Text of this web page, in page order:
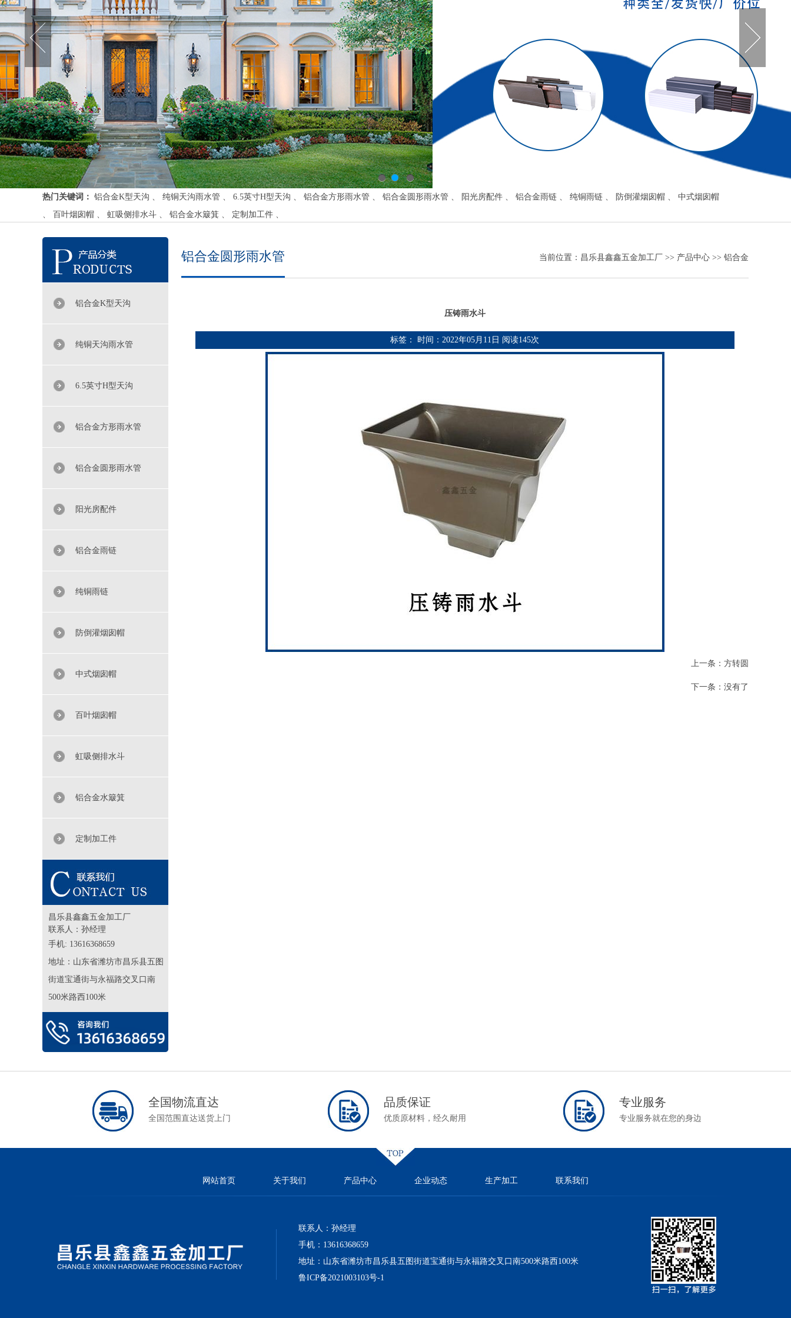
1 2
3
热门关键词： 铝合金K型天沟 、 纯铜天沟雨水管 、 6.5英寸H型天沟 、 铝合金方形雨水管 、 铝合金圆形雨水管 、 阳光房配件 、 铝合金雨链 、 纯铜雨链 、 防倒灌烟囱帽 、 中式烟囱帽
、 百叶烟囱帽 、 虹吸侧排水斗 、 铝合金水簸箕 、 定制加工件 、
铝合金K型天沟
纯铜天沟雨水管
6.5英寸H型天沟
铝合金方形雨水管
铝合金圆形雨水管
阳光房配件
铝合金雨链
纯铜雨链
防倒灌烟囱帽
中式烟囱帽
百叶烟囱帽
虹吸侧排水斗
铝合金水簸箕
定制加工件
昌乐县鑫鑫五金加工厂
联系人：孙经理
手机: 13616368659‬
地址： 山东省潍坊市昌乐县五图
街道宝通街与永福路交叉口南
500米路西100米
铝合金圆形雨水管 当前位置： 昌乐县鑫鑫五金加工厂 >> 产品中心 >> 铝合金
压铸雨水斗
标签： 时间：2022年05月11日 阅读145次
上一条： 方转圆
下一条：没有了
全国物流直达
全国范围直达送货上门
品质保证
优质原材料，经久耐用
专业服务
专业服务就在您的身边
网站首页 关于我们 产品中心 企业动态 生产加工 联系我们
联系人：孙经理
手机：13616368659‬
地址：山东省潍坊市昌乐县五图街道宝通街与永福路交叉口南500米路西100米
鲁ICP备2021003103号-1